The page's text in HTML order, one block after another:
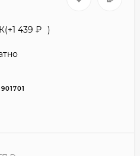
1 439 )
901701